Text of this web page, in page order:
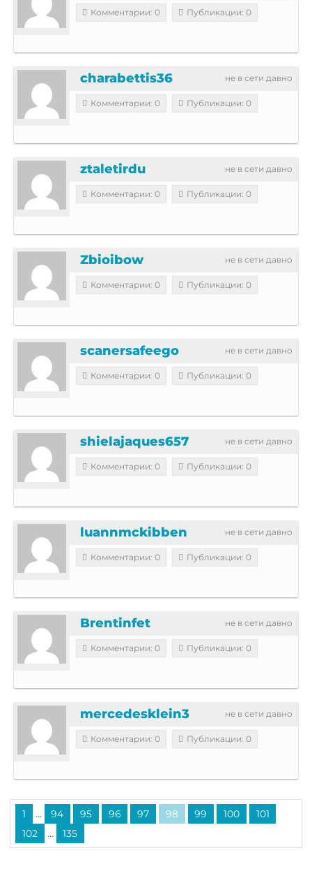
Комментарии: 0 Публикации: 0
не в сети давно
charabettis36
Комментарии: 0 Публикации: 0
не в сети давно
ztaletirdu
Комментарии: 0 Публикации: 0
не в сети давно
Zbioibow
Комментарии: 0 Публикации: 0
не в сети давно
scanersafeego
Комментарии: 0 Публикации: 0
не в сети давно
shielajaques657
Комментарии: 0 Публикации: 0
не в сети давно
luannmckibben
Комментарии: 0 Публикации: 0
не в сети давно
Brentinfet
Комментарии: 0 Публикации: 0
не в сети давно
mercedesklein3
Комментарии: 0 Публикации: 0
1 ... 94 95 96 97 98 99 100
101
102
... 135